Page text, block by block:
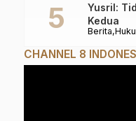
Berita
Yusril:
Kedua
CHANNEL 8